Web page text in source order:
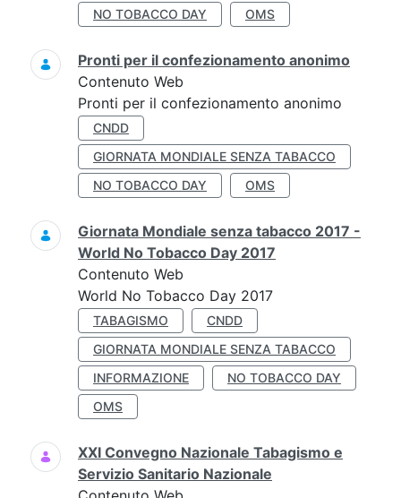
NO TOBACCO DAY
OMS
Pronti per il confezionamento anonimo
Contenuto Web
Pronti per il confezionamento anonimo
CNDD
GIORNATA MONDIALE SENZA TABACCO
NO TOBACCO DAY
OMS
Giornata Mondiale senza tabacco 2017 -
World No Tobacco Day 2017
Contenuto Web
World No Tobacco Day 2017
TABAGISMO
CNDD
GIORNATA MONDIALE SENZA TABACCO
INFORMAZIONE
NO TOBACCO DAY
OMS
XXI Convegno Nazionale Tabagismo e
Servizio Sanitario Nazionale